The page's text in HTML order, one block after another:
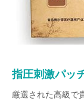
指圧刺激パッ
厳選された高級で